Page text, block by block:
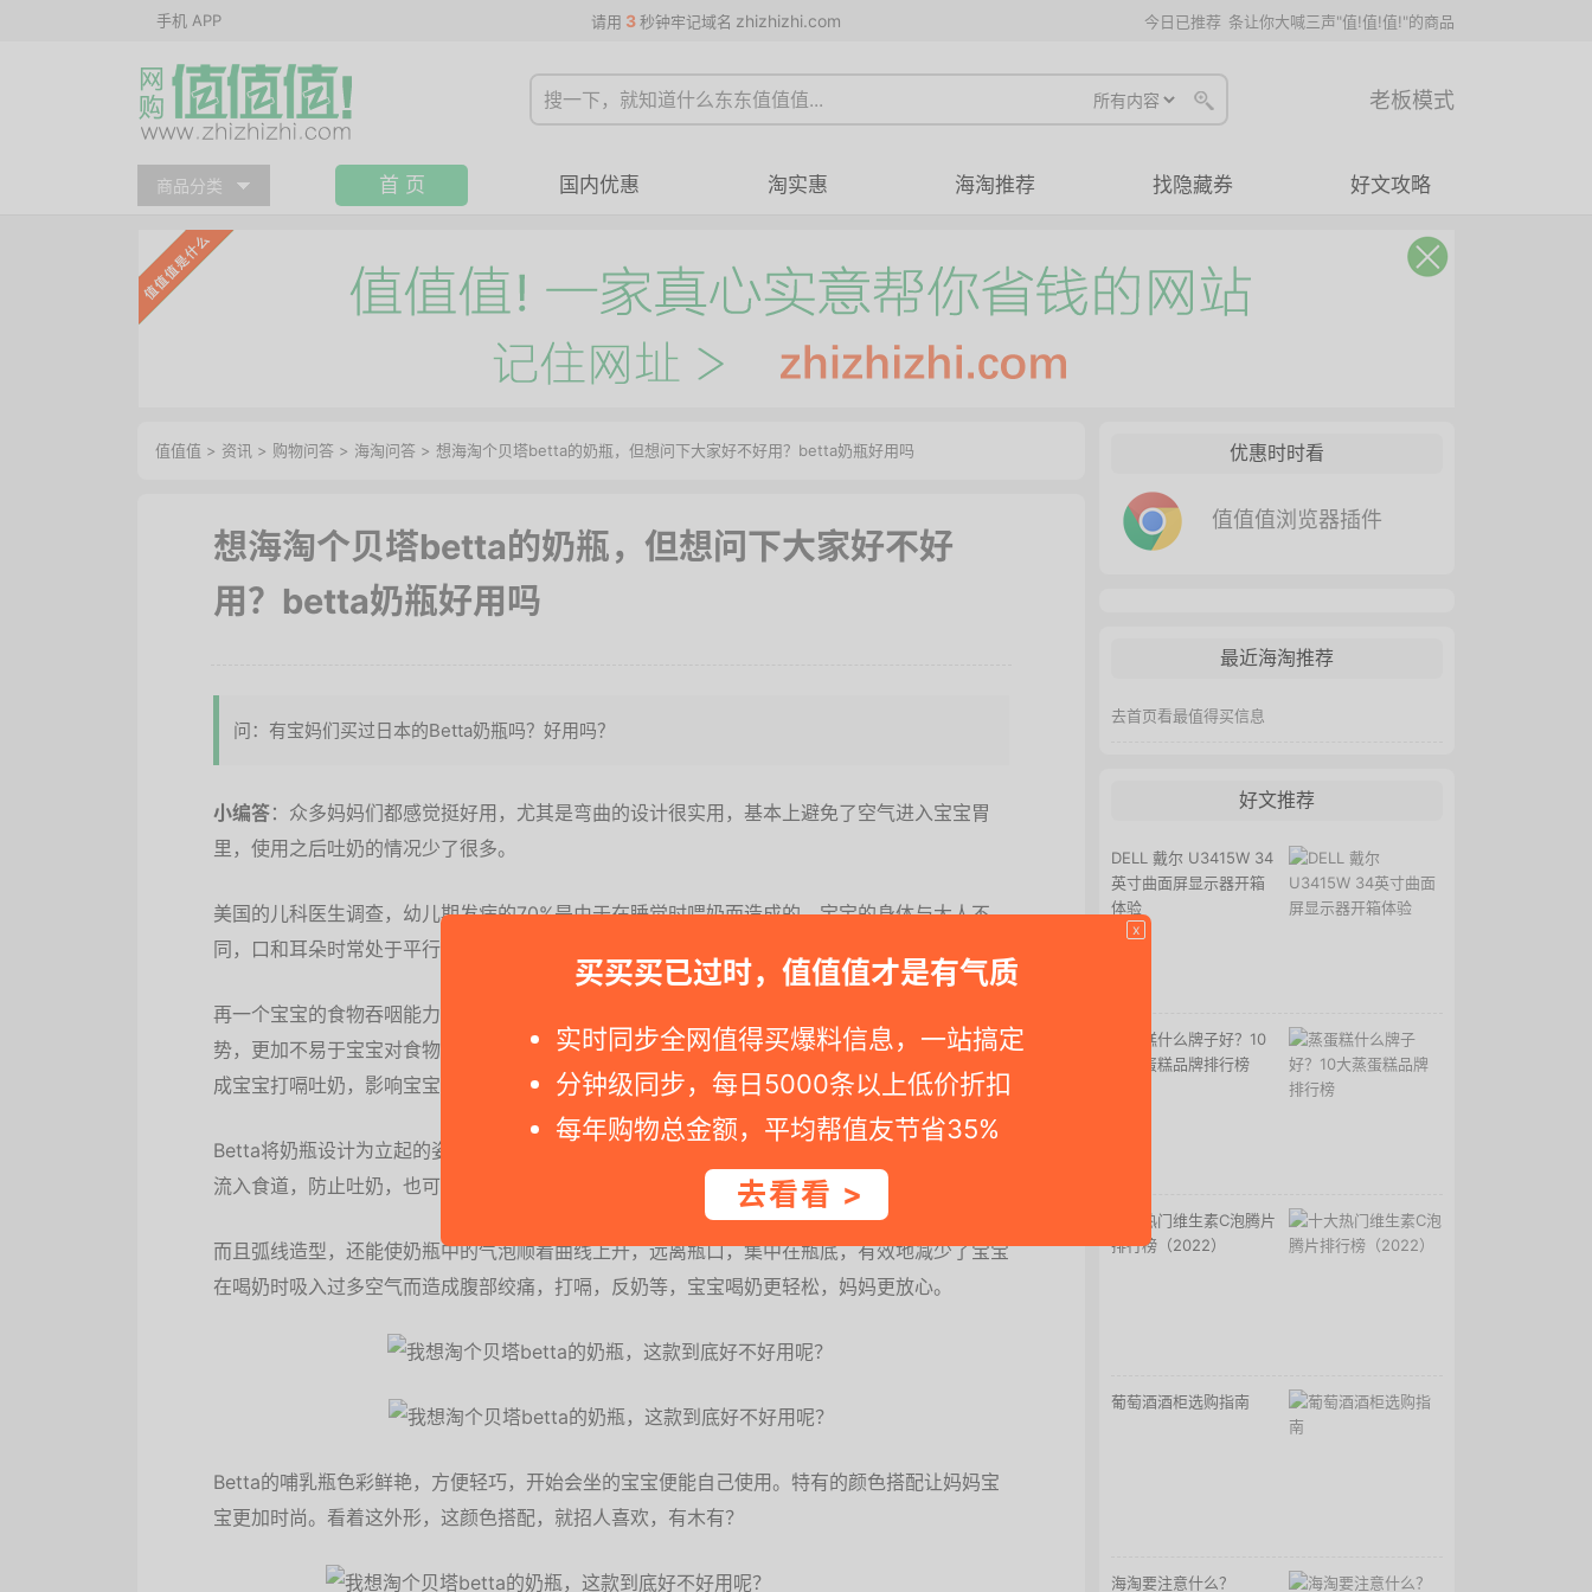
手机 APP 请用 3 秒钟牢记域名 zhizhizhi.com 今日已推荐 条让你大喊三声"值!值!值!"的商品
老板模式
商品分类 首 页 国内优惠 淘实惠 海淘推荐 找隐藏券 好文攻略
x
买买买已过时，值值值才是有气质
实时同步全网值得买爆料信息，一站搞定
分钟级同步，每日5000条以上低价折扣
每年购物总金额，平均帮值友节省35%
去看看 >
值值值 > 资讯 > 购物问答 > 海淘问答 > 想海淘个贝塔betta的奶瓶，但想问下大家好不好用？betta奶瓶好用吗
想海淘个贝塔betta的奶瓶，但想问下大家好不好
用？betta奶瓶好用吗
问：有宝妈们买过日本的Betta奶瓶吗？好用吗？
小编答：众多妈妈们都感觉挺好用，尤其是弯曲的设计很实用，基本上避免了空气进入宝宝胃
里，使用之后吐奶的情况少了很多。
美国的儿科医生调查，幼儿期发病的70%是由于在睡觉时喂奶而造成的。宝宝的身体与大人不
同，口和耳朵时常处于平行，平躺着喝奶时很容易倒流进耳管而造成头位性中耳炎。
再一个宝宝的食物吞咽能力还很低，使用普通奶瓶给宝宝喂奶时，容易造成宝宝躺着喂奶的姿
势，更加不易于宝宝对食物的吞咽，使奶在口腔中积聚过多，严重时还会造成宝宝缺氧。从而造
成宝宝打嗝吐奶，影响宝宝对营养的消化和吸收。
Betta将奶瓶设计为立起的姿势，可以让宝宝保持与喝母乳一样的姿势，可以使食物自然顺畅地
流入食道，防止吐奶，也可避免牛奶流入耳朵里。
而且弧线造型，还能使奶瓶中的气泡顺着曲线上升，远离瓶口，集中在瓶底，有效地减少了宝宝
在喝奶时吸入过多空气而造成腹部绞痛，打嗝，反奶等，宝宝喝奶更轻松，妈妈更放心。
Betta的哺乳瓶色彩鲜艳，方便轻巧，开始会坐的宝宝便能自己使用。特有的颜色搭配让妈妈宝
宝更加时尚。看着这外形，这颜色搭配，就招人喜欢，有木有？
优惠时时看
值值值浏览器插件
最近海淘推荐
去首页看最值得买信息
好文推荐
DELL 戴尔 U3415W 34
英寸曲面屏显示器开箱
体验
蒸蛋糕什么牌子好？10
大蒸蛋糕品牌排行榜
十大热门维生素C泡腾片
排行榜（2022）
葡萄酒酒柜选购指南
海淘要注意什么？